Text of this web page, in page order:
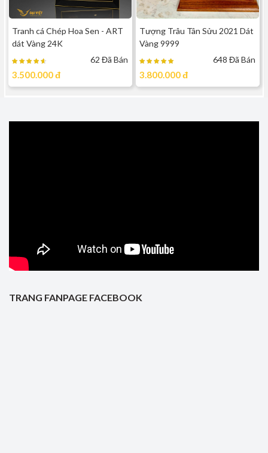
Tranh cá Chép Hoa Sen - ART
dát Vàng 24K
62 Đã Bán
3.500.000đ
Tượng Trâu Tân Sửu 2021 Dát
Vàng 9999
648 Đã Bán
3.800.000đ
TRANG FANPAGE FACEBOOK